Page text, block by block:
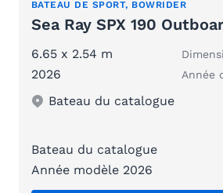
BATEAU DE SPORT, BOWRIDER
Sea Ray SPX 190
6.65 x 2.54 m
2026 Année
Bateau du catalogue
Bateau du catalogue
Année modèle 2026